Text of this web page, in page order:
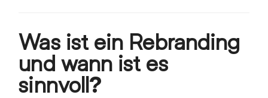
Was ist ein Rebranding
und wann ist es
sinnvoll?